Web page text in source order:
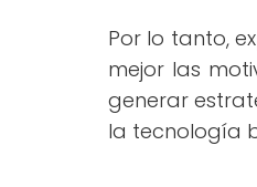
Por lo tanto,
mejor las
generar
la tecnología